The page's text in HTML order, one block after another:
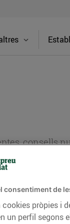
consells
CONSELLS I
consentiment de
pròpies i
un perfil segons